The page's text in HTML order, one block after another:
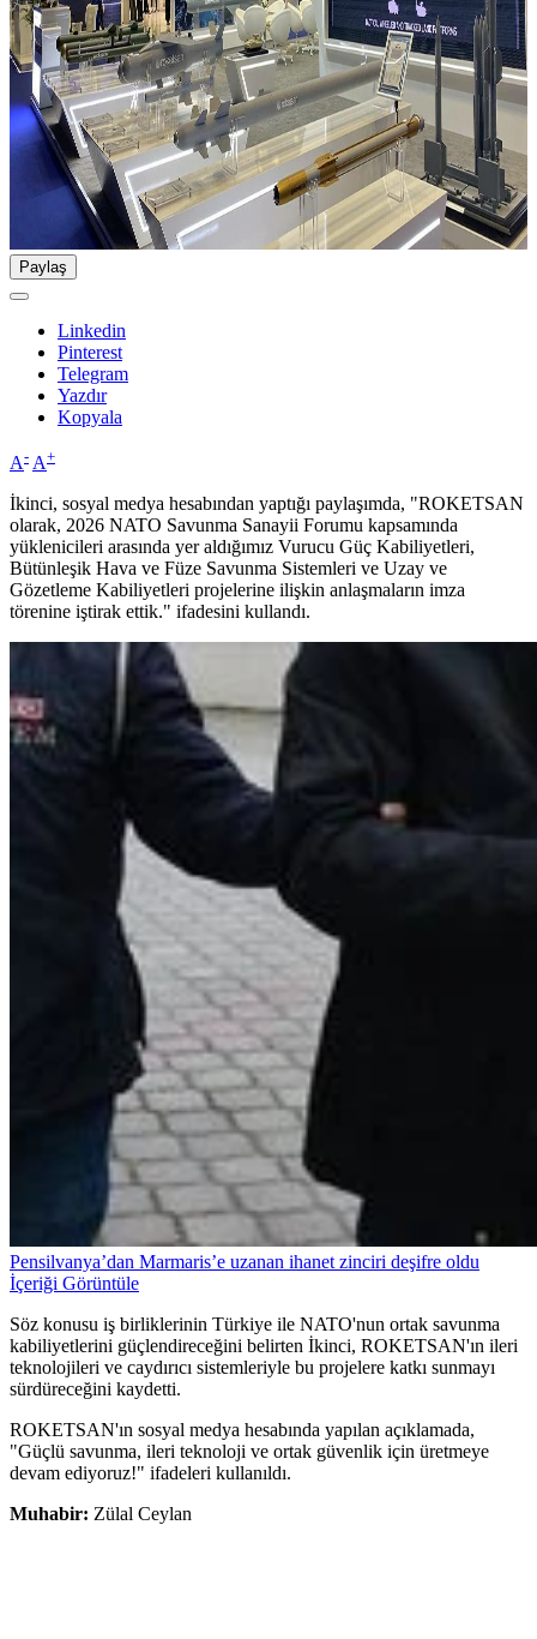
Paylaş
Linkedin
Pinterest
Telegram
Yazdır
Kopyala
A- A+
İkinci, sosyal medya hesabından yaptığı paylaşımda, "ROKETSAN
olarak, 2026 NATO Savunma Sanayii Forumu kapsamında
yüklenicileri arasında yer aldığımız Vurucu Güç Kabiliyetleri,
Bütünleşik Hava ve Füze Savunma Sistemleri ve Uzay ve
Gözetleme Kabiliyetleri projelerine ilişkin anlaşmaların imza
törenine iştirak ettik." ifadesini kullandı.
Pensilvanya’dan Marmaris’e uzanan ihanet zinciri deşifre oldu
İçeriği Görüntüle
Söz konusu iş birliklerinin Türkiye ile NATO'nun ortak savunma
kabiliyetlerini güçlendireceğini belirten İkinci, ROKETSAN'ın ileri
teknolojileri ve caydırıcı sistemleriyle bu projelere katkı sunmayı
sürdüreceğini kaydetti.
ROKETSAN'ın sosyal medya hesabında yapılan açıklamada,
"Güçlü savunma, ileri teknoloji ve ortak güvenlik için üretmeye
devam ediyoruz!" ifadeleri kullanıldı.
Muhabir: Zülal Ceylan